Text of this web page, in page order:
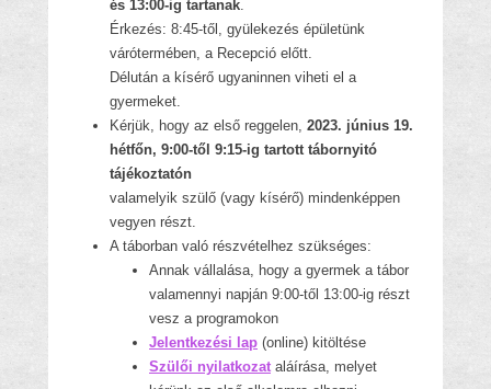
és 13:00-ig tartanak.
Érkezés: 8:45-től, gyülekezés épületünk
várótermében, a Recepció előtt.
Délután a kísérő ugyaninnen viheti el a
gyermeket.
Kérjük, hogy az első reggelen, 2023. június 19.
hétfőn, 9:00-től 9:15-ig tartott tábornyitó
tájékoztatón
valamelyik szülő (vagy kísérő) mindenképpen
vegyen részt.
A táborban való részvételhez szükséges:
Annak vállalása, hogy a gyermek a tábor
valamennyi napján 9:00-től 13:00-ig részt
vesz a programokon
Jelentkezési lap (online) kitöltése
Szülői nyilatkozataláírása, melyet